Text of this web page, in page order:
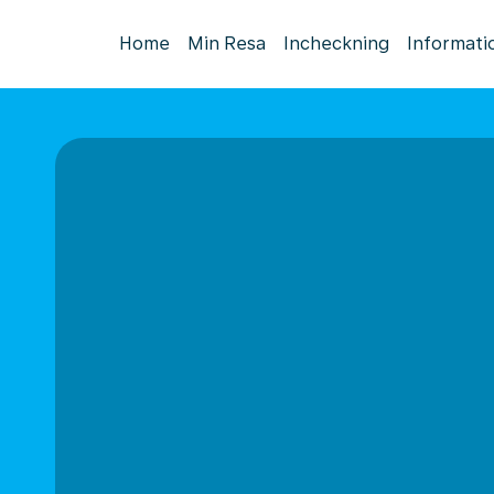
Home Min Resa Incheckning